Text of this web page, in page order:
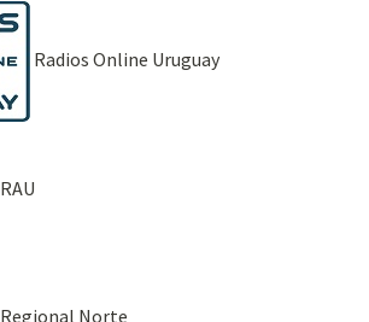
Radios Online Uruguay
RAU
Regional Norte